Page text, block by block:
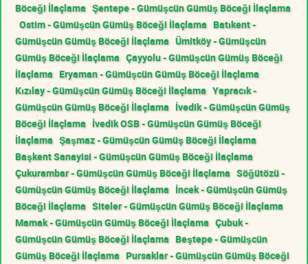
Böceği İlaçlama Şentepe - Gümüşcün Gümüş Böceği İlaçlama
Ostim - Gümüşcün Gümüş Böceği İlaçlama Batıkent -
Gümüşcün Gümüş Böceği İlaçlama Ümitköy - Gümüşcün
Gümüş Böceği İlaçlama Çayyolu - Gümüşcün Gümüş Böceği
İlaçlama Eryaman - Gümüşcün Gümüş Böceği İlaçlama
Kızılay - Gümüşcün Gümüş Böceği İlaçlama Yapracık -
Gümüşcün Gümüş Böceği İlaçlama İvedik - Gümüşcün Gümüş
Böceği İlaçlama İvedik OSB - Gümüşcün Gümüş Böceği
İlaçlama Şaşmaz - Gümüşcün Gümüş Böceği İlaçlama
Başkent Sanayisi - Gümüşcün Gümüş Böceği İlaçlama
Çukurambar - Gümüşcün Gümüş Böceği İlaçlama Söğütözü -
Gümüşcün Gümüş Böceği İlaçlama İncek - Gümüşcün Gümüş
Böceği İlaçlama Siteler - Gümüşcün Gümüş Böceği İlaçlama
Mamak - Gümüşcün Gümüş Böceği İlaçlama Çubuk -
Gümüşcün Gümüş Böceği İlaçlama Beştepe - Gümüşcün
Gümüş Böceği İlaçlama Pursaklar - Gümüşcün Gümüş Böceği